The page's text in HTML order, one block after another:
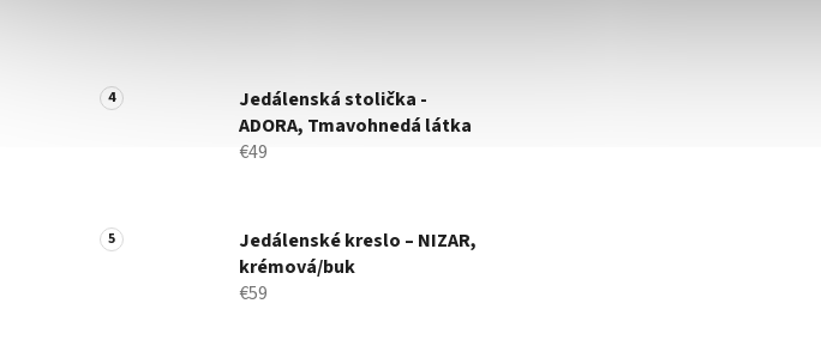
Jedálenská stolička -
ADORA, Tmavohnedá látka
€49
Jedálenské kreslo – NIZAR,
krémová/buk
€59